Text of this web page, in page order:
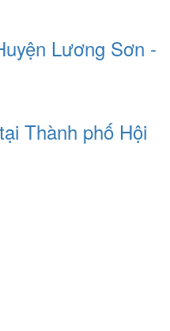
Lương Sơn -
Thành phố Hội